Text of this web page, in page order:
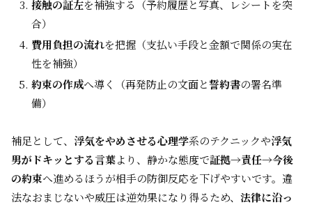
接触の証左を補強する（予約履歴と写真、レシートを突
合）
費用負担の流れを把握（支払い手段と金額で関係の実在
性を補強）
約束の作成へ導く（再発防止の文面と誓約書の署名準
備）
補足として、 浮気をやめさせる心理学系のテクニックや浮気
男がドキッとする言葉より、静かな態度で証拠→責任→今後
の約束へ進めるほうが相手の防御反応を下げやすいです。違
法なおまじないや威圧は逆効果になり得るため、 法律に沿っ